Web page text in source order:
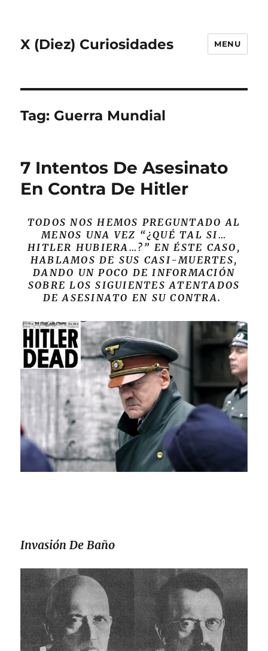
X (Diez) Curiosidades MENU
Tag: Guerra Mundial
7 Intentos De Asesinato
En Contra De Hitler
TODOS NOS HEMOS PREGUNTADO AL
MENOS UNA VEZ “¿QUÉ TAL SI…
HITLER HUBIERA…?” EN ÉSTE CASO,
HABLAMOS DE SUS CASI-MUERTES,
DANDO UN POCO DE INFORMACIÓN
SOBRE LOS SIGUIENTES ATENTADOS
DE ASESINATO EN SU CONTRA.
Invasión De Baño